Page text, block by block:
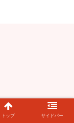
トップ サイドバー